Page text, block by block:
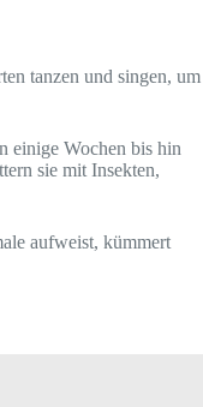
tanzen und singen, um
einige Wochen bis hin
sie mit Insekten,
aufweist, kümmert